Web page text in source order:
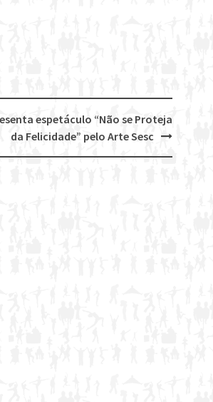
espetáculo “Não se Proteja
da Felicidade” pelo Arte Sesc